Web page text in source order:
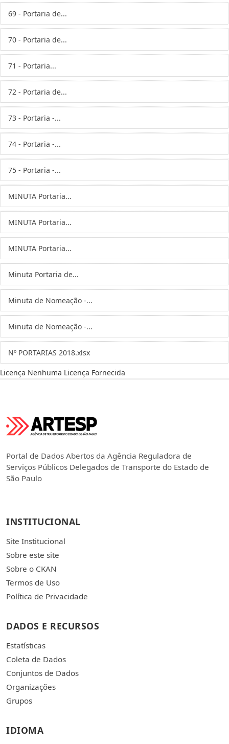
69 - Portaria de...
70 - Portaria de...
71 - Portaria...
72 - Portaria de...
73 - Portaria -...
74 - Portaria -...
75 - Portaria -...
MINUTA Portaria...
MINUTA Portaria...
MINUTA Portaria...
Minuta Portaria de...
Minuta de Nomeação -...
Minuta de Nomeação -...
Nº PORTARIAS 2018.xlsx
Licença Nenhuma Licença Fornecida
Portal de Dados Abertos da Agência Reguladora de
Serviços Públicos Delegados de Transporte do Estado de
São Paulo
INSTITUCIONAL
Site Institucional
Sobre este site
Sobre o CKAN
Termos de Uso
Política de Privacidade
DADOS E RECURSOS
Estatísticas
Coleta de Dados
Conjuntos de Dados
Organizações
Grupos
IDIOMA